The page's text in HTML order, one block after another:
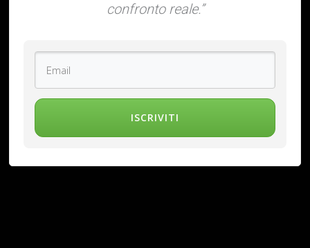
confronto reale.”
ISCRIVITI